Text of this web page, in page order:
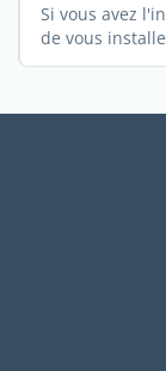
Si vous avez
de vous